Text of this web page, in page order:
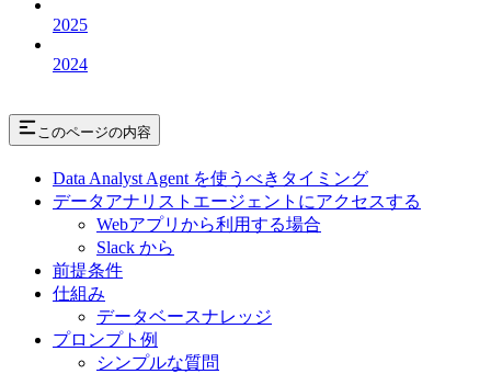
2025
2024
このページの内容
Data Analyst Agent を使うべきタイミング
データアナリストエージェントにアクセスする
Webアプリから利用する場合
Slack から
前提条件
仕組み
データベースナレッジ
プロンプト例
シンプルな質問